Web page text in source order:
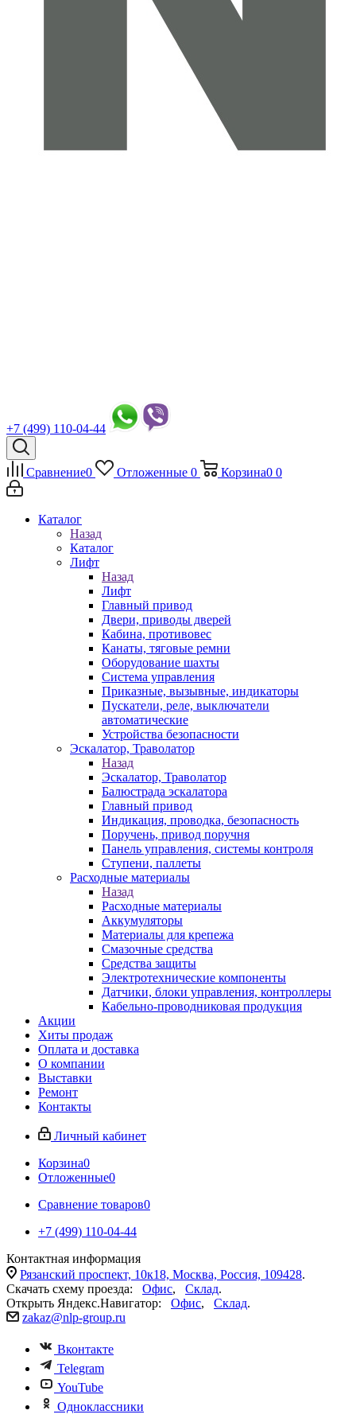
+7 (499) 110-04-44
Сравнение0 Отложенные 0 Корзина0 0
Каталог
Назад
Каталог
Лифт
Назад
Лифт
Главный привод
Двери, приводы дверей
Кабина, противовес
Канаты, тяговые ремни
Оборудование шахты
Система управления
Приказные, вызывные, индикаторы
Пускатели, реле, выключатели
автоматические
Устройства безопасности
Эскалатор, Траволатор
Назад
Эскалатор, Траволатор
Балюстрада эскалатора
Главный привод
Индикация, проводка, безопасность
Поручень, привод поручня
Панель управления, системы контроля
Ступени, паллеты
Расходные материалы
Назад
Расходные материалы
Аккумуляторы
Материалы для крепежа
Смазочные средства
Средства защиты
Электротехнические компоненты
Датчики, блоки управления, контроллеры
Кабельно-проводниковая продукция
Акции
Хиты продаж
Оплата и доставка
О компании
Выставки
Ремонт
Контакты
Личный кабинет
Корзина0
Отложенные0
Сравнение товаров0
+7 (499) 110-04-44
Контактная информация
Рязанский проспект, 10к18, Москва, Россия, 109428.
Скачать схему проезда: Офис, Склад.
Открыть Яндекс.Навигатор: Офис, Склад.
zakaz@nlp-group.ru
Вконтакте
Telegram
YouTube
Одноклассники